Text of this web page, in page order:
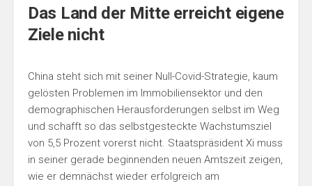
Das Land der Mitte erreicht eigene
Ziele nicht
China steht sich mit seiner Null-Covid-Strategie, kaum
gelösten Problemen im Immobiliensektor und den
demographischen Herausforderungen selbst im Weg
und schafft so das selbstgesteckte Wachstumsziel
von 5,5 Prozent vorerst nicht. Staatspräsident Xi muss
in seiner gerade beginnenden neuen Amtszeit zeigen,
wie er demnächst wieder erfolgreich am